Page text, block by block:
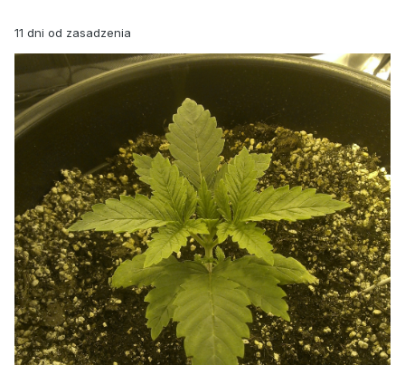
11 dni od zasadzenia